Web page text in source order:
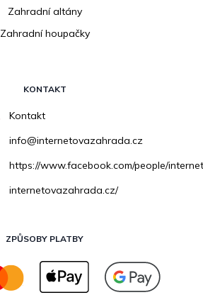
Zahradní altány
Zahradní houpačky
KONTAKT
Kontakt
info@internetovazahrada.cz
https://www.facebook.com/people/
internetovazahrada.cz/
ZPŮSOBY PLATBY